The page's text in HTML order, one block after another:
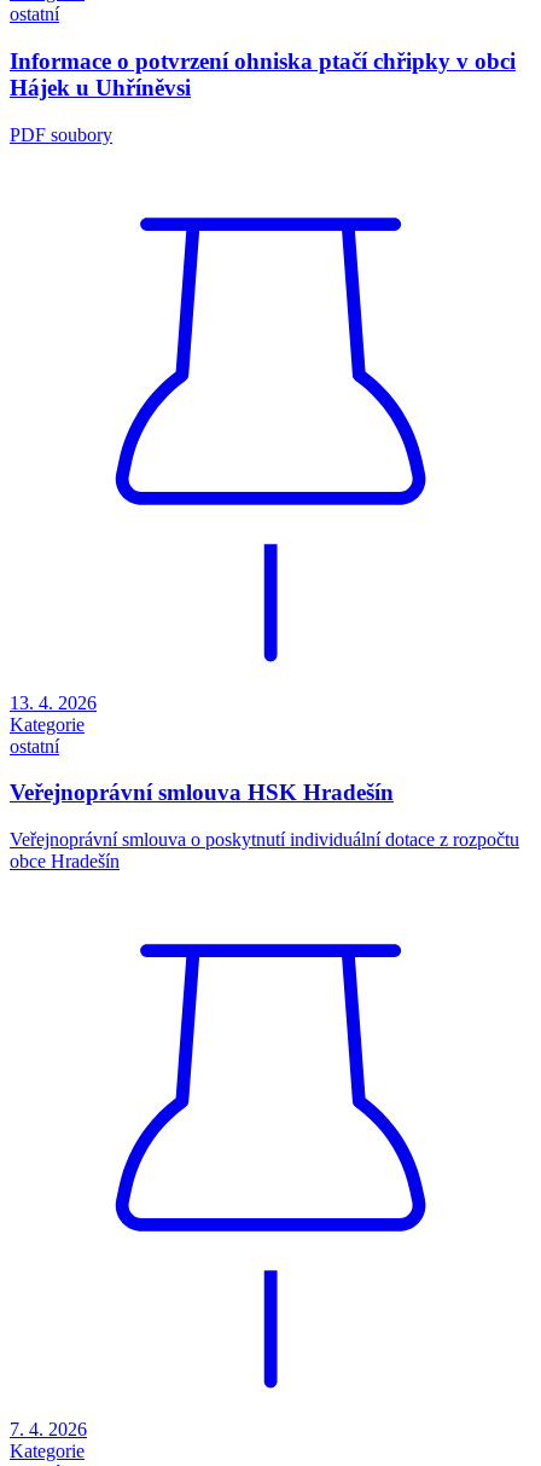
ostatní
Informace o potvrzení ohniska ptačí chřipky v obci
Hájek u Uhříněvsi
PDF soubory
13. 4. 2026
Kategorie
ostatní
Veřejnoprávní smlouva HSK Hradešín
Veřejnoprávní smlouva o poskytnutí individuální dotace z rozpočtu
obce Hradešín
7. 4. 2026
Kategorie